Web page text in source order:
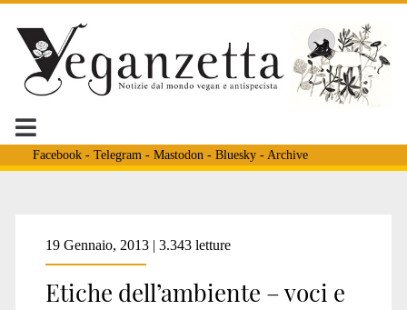
Facebook- Telegram - Mastodon - Bluesky- Archive
Tag:
19 Gennaio, 2013 | 3.343 letture
Etiche dell’ambiente – voci e